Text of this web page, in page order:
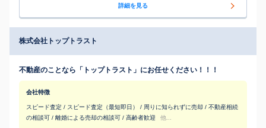
詳細を見る
株式会社トップトラスト
不動産のことなら「トップトラスト」にお任せください！！！
会社特徴
スピード査定 / スピード査定（最短即日） / 周りに知られずに売却 / 不動産相続
の相談可 / 離婚による売却の相談可 / 高齢者歓迎
他...